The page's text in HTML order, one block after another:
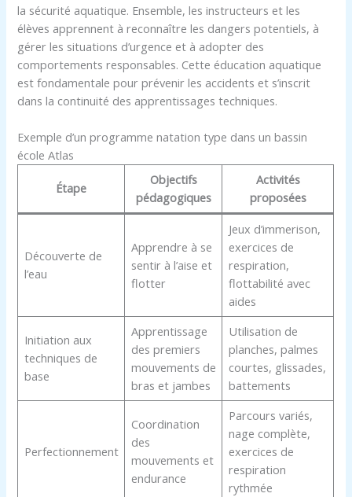
la sécurité aquatique. Ensemble, les instructeurs et les
élèves apprennent à reconnaître les dangers potentiels, à
gérer les situations d’urgence et à adopter des
comportements responsables. Cette éducation aquatique
est fondamentale pour prévenir les accidents et s’inscrit
dans la continuité des apprentissages techniques.
Exemple d’un programme natation type dans un bassin
école Atlas
Étape
Objectifs
pédagogiques
Activités
proposées
Découverte de
l’eau
Apprendre à se
sentir à l’aise et
flotter
Jeux d’immerison,
exercices de
respiration,
flottabilité avec
aides
Initiation aux
techniques de
base
Apprentissage
des premiers
mouvements de
bras et jambes
Utilisation de
planches, palmes
courtes, glissades,
battements
Perfectionnement
Coordination
des
mouvements et
endurance
Parcours variés,
nage complète,
exercices de
respiration
rythmée